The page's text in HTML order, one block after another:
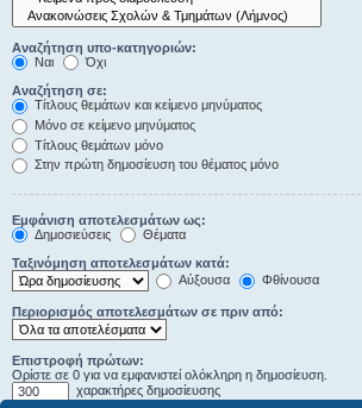
Αναζήτηση υπο-κατηγοριών:
Ναι
Όχι
Αναζήτηση σε:
Τίτλους θεμάτων και κείμενο μηνύματος
Μόνο σε κείμενο μηνύματος
Τίτλους θεμάτων μόνο
Στην πρώτη δημοσίευση του θέματος μόνο
Εμφάνιση αποτελεσμάτων ως:
Δημοσιεύσεις
Θέματα
Ταξινόμηση αποτελεσμάτων κατά:
Αύξουσα
Φθίνουσα
Περιορισμός αποτελεσμάτων σε πριν από:
Επιστροφή πρώτων:
Ορίστε σε 0 για να εμφανιστεί ολόκληρη η δημοσίευση.
χαρακτήρες δημοσίευσης